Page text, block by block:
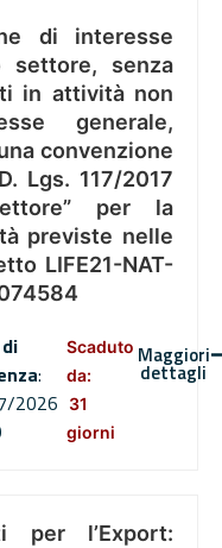
di interesse
senza
in attività non
generale,
convenzione
Lgs. 117/2017
per la
previste nelle
LIFE21-NAT-
:
2026
Scaduto
da:
31
giorni
Maggiori
dettagli
per l’Export: